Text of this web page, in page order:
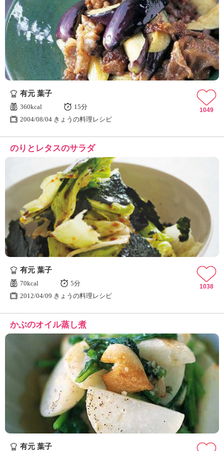
有元 葉子
360kcal
15分
2004/08/04 きょうの料理レシピ
1049
のりとレタスのサラダ
有元 葉子
70kcal
5分
2012/04/09 きょうの料理レシピ
1038
かぶのオイル蒸し煮
有元 葉子